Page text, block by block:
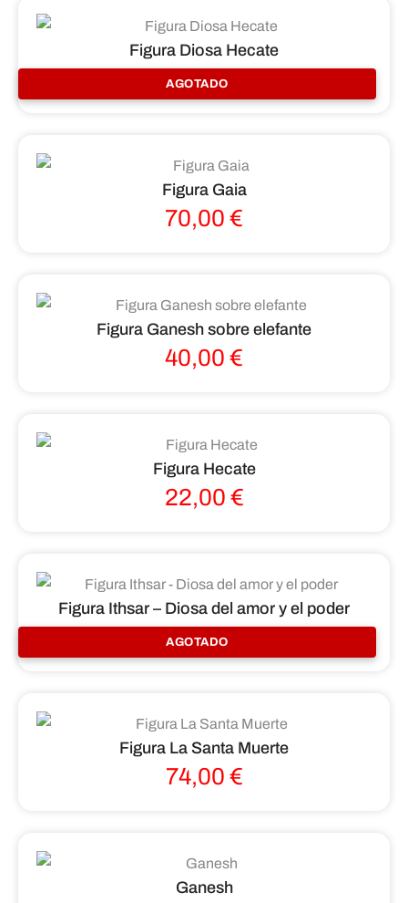
AGOTADO
Figura Diosa Hecate
94,00
Figura Gaia
70,00 €
Figura Ganesh sobre elefante
40,00 €
Figura Hecate
22,00 €
AGOTADO
Figura Ithsar – Diosa del amor y el poder
80,00
Figura La Santa Muerte
74,00 €
Ganesh